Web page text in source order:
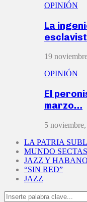
OPINIÓN
La
19
OPINIÓN
El
marzo…
5
LA PATRIA
MUNDO SECTAS
JAZZ Y
“SIN RED”
JAZZ
Search